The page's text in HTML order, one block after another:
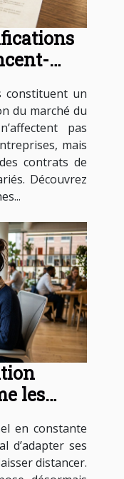
constituent un
du marché du
pas
mais
contrats de
Découvrez
les
en constante
d’adapter ses
distancer.